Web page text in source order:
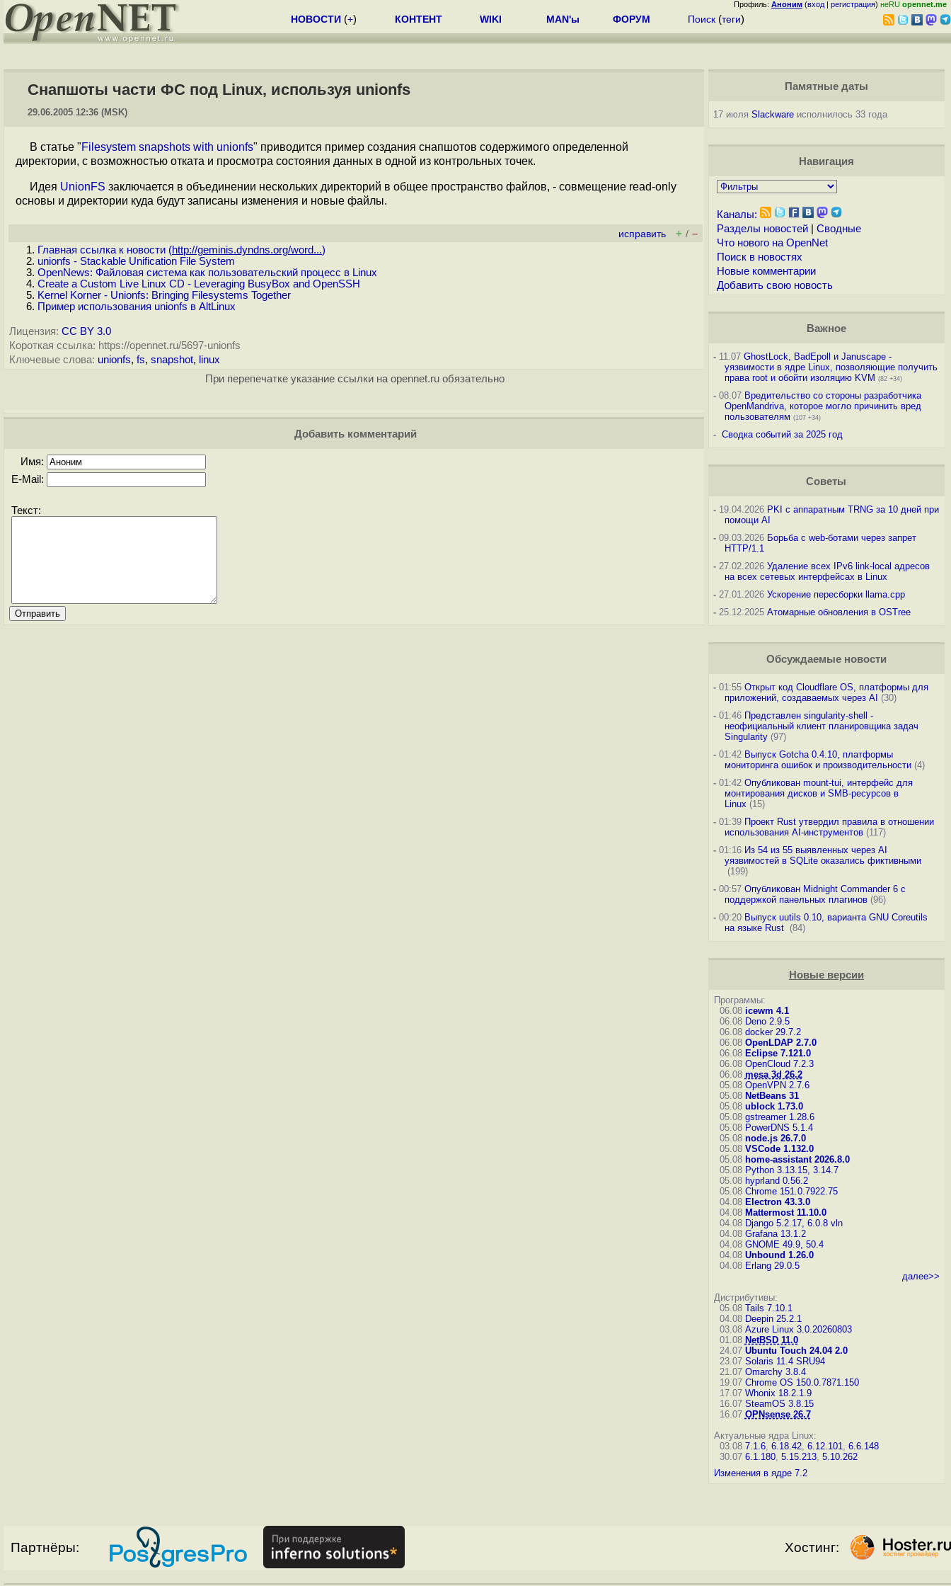
Профиль: Аноним (вход | регистрация) неRU opennet.me
НОВОСТИ (+) КОНТЕНТ WIKI MAN'ы ФОРУМ Поиск (теги)
Снапшоты части ФС под Linux, используя unionfs
29.06.2005 12:36 (MSK)
В статье "Filesystem snapshots with unionfs" приводится пример создания снапшотов содержимого определенной
директории, с возможностью отката и просмотра состояния данных в одной из контрольных точек.
Идея UnionFS заключается в объединении нескольких директорий в общее пространство файлов, - совмещение read-only
основы и директории куда будут записаны изменения и новые файлы.
исправить + / –
Главная ссылка к новости (http://geminis.dyndns.org/word...)
unionfs - Stackable Unification File System
OpenNews: Файловая система как пользовательский процесс в Linux
Create a Custom Live Linux CD - Leveraging BusyBox and OpenSSH
Kernel Korner - Unionfs: Bringing Filesystems Together
Пример использования unionfs в AltLinux
Лицензия: CC BY 3.0
Короткая ссылка: https://opennet.ru/5697-unionfs
Ключевые слова: unionfs, fs, snapshot, linux
При перепечатке указание ссылки на opennet.ru обязательно
Добавить комментарий
Имя:
E-Mail:
Текст:
Памятные даты
17 июля Slackwareисполнилось 33 года
Навигация
Каналы:
Разделы новостей| Сводные
Что нового на OpenNet
Поиск в новостях
Новые комментарии
Добавить свою новость
Важное
-11.07 GhostLock, BadEpoll и Januscape -
уязвимости в ядре Linux, позволяющие получить
права root и обойти изоляцию KVM (82 +34)
-08.07 Вредительство со стороны разработчика
OpenMandriva, которое могло причинить вред
пользователям (107 +34)
- Сводка событий за 2025 год
Советы
-19.04.2026 PKI с аппаратным TRNG за 10 дней при
помощи AI
-09.03.2026 Борьба с web-ботами через запрет
HTTP/1.1
-27.02.2026 Удаление всех IPv6 link-local адресов
на всех сетевых интерфейсах в Linux
-27.01.2026 Ускорение пересборки llama.cpp
-25.12.2025 Атомарные обновления в OSTree
Обсуждаемые новости
-01:55 Открыт код Cloudflare OS, платформы для
приложений, создаваемых через AI (30)
-01:46 Представлен singularity-shell -
неофициальный клиент планировщика задач
Singularity(97)
-01:42 Выпуск Gotcha 0.4.10, платформы
мониторинга ошибок и производительности(4)
-01:42 Опубликован mount-tui, интерфейс для
монтирования дисков и SMB-ресурсов в
Linux (15)
-01:39 Проект Rust утвердил правила в отношении
использования AI-инструментов(117)
-01:16 Из 54 из 55 выявленных через AI
уязвимостей в SQLite оказались фиктивными
(199)
-00:57 Опубликован Midnight Commander 6 c
поддержкой панельных плагинов(96)
-00:20 Выпуск uutils 0.10, варианта GNU Coreutils
на языке Rust (84)
Новые версии
Программы:
06.08 icewm 4.1
06.08 Deno 2.9.5
06.08 docker 29.7.2
06.08 OpenLDAP 2.7.0
06.08 Eclipse 7.121.0
06.08 OpenCloud 7.2.3
06.08 mesa 3d 26.2
05.08 OpenVPN 2.7.6
05.08 NetBeans 31
05.08 ublock 1.73.0
05.08 gstreamer 1.28.6
05.08 PowerDNS 5.1.4
05.08 node.js 26.7.0
05.08 VSCode 1.132.0
05.08 home-assistant 2026.8.0
05.08 Python 3.13.15, 3.14.7
05.08 hyprland 0.56.2
05.08 Chrome 151.0.7922.75
04.08 Electron 43.3.0
04.08 Mattermost 11.10.0
04.08 Django 5.2.17, 6.0.8 vln
04.08 Grafana 13.1.2
04.08 GNOME 49.9, 50.4
04.08 Unbound 1.26.0
04.08 Erlang 29.0.5
далее>>
Дистрибутивы:
05.08 Tails 7.10.1
04.08 Deepin 25.2.1
03.08 Azure Linux 3.0.20260803
01.08 NetBSD 11.0
24.07 Ubuntu Touch 24.04 2.0
23.07 Solaris 11.4 SRU94
21.07 Omarchy 3.8.4
19.07 Chrome OS 150.0.7871.150
17.07 Whonix 18.2.1.9
16.07 SteamOS 3.8.15
16.07 OPNsense 26.7
Актуальные ядра Linux:
03.08 7.1.6, 6.18.42, 6.12.101, 6.6.148
30.07 6.1.180, 5.15.213, 5.10.262
Изменения в ядре 7.2
Партнёры: Хостинг: